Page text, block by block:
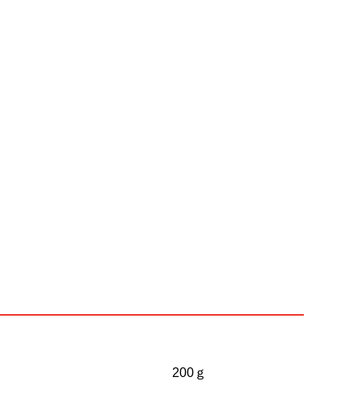
200ｇ